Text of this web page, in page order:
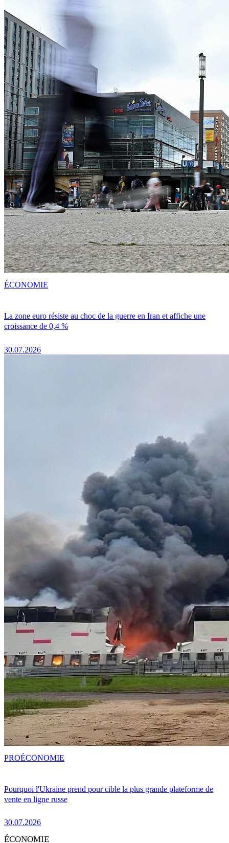
La zone euro résiste au choc de la guerre en Iran et affiche une
croissance de 0,4 %
30.07.2026
ÉCONOMIE
Pourquoi l'Ukraine prend pour cible la plus grande plateforme de
vente en ligne russe
30.07.2026
PROÉCONOMIE
ÉCONOMIE